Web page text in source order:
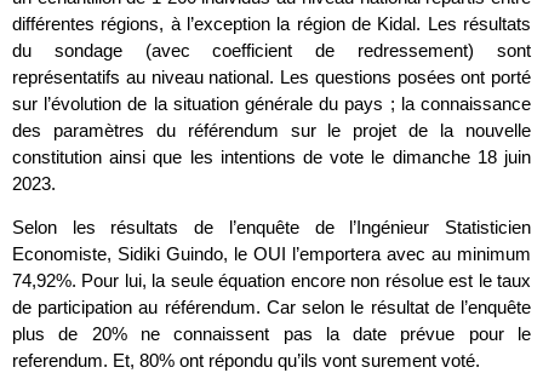
différentes régions, à l’exception la région de Kidal. Les résultats
du sondage (avec coefficient de redressement) sont
représentatifs au niveau national. Les questions posées ont porté
sur l’évolution de la situation générale du pays ; la connaissance
des paramètres du référendum sur le projet de la nouvelle
constitution ainsi que les intentions de vote le dimanche 18 juin
2023.
Selon les résultats de l’enquête de l’Ingénieur Statisticien
Economiste, Sidiki Guindo, le OUI l’emportera avec au minimum
74,92%. Pour lui, la seule équation encore non résolue est le taux
de participation au référendum. Car selon le résultat de l’enquête
plus de 20% ne connaissent pas la date prévue pour le
referendum. Et, 80% ont répondu qu’ils vont surement voté.